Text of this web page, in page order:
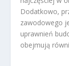
Dodatkowo,
zawodowego
uprawnień
obejmują